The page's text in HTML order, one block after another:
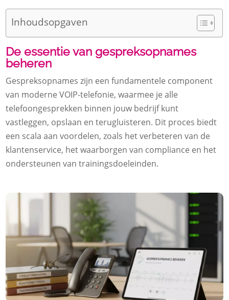
Inhoudsopgaven
De essentie van gespreksopnames
beheren
Gespreksopnames zijn een fundamentele component
van moderne VOIP-telefonie, waarmee je alle
telefoongesprekken binnen jouw bedrijf kunt
vastleggen, opslaan en terugluisteren. Dit proces biedt
een scala aan voordelen, zoals het verbeteren van de
klantenservice, het waarborgen van compliance en het
ondersteunen van trainingsdoeleinden.